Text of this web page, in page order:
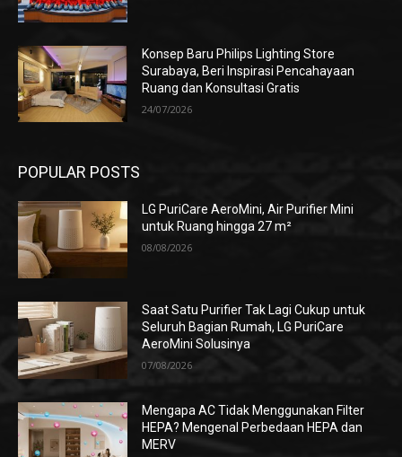
Konsep Baru Philips Lighting Store
Surabaya, Beri Inspirasi Pencahayaan
Ruang dan Konsultasi Gratis
24/07/2026
POPULAR POSTS
LG PuriCare AeroMini, Air Purifier Mini
untuk Ruang hingga 27 m²
08/08/2026
Saat Satu Purifier Tak Lagi Cukup untuk
Seluruh Bagian Rumah, LG PuriCare
AeroMini Solusinya
07/08/2026
Mengapa AC Tidak Menggunakan Filter
HEPA? Mengenal Perbedaan HEPA dan
MERV